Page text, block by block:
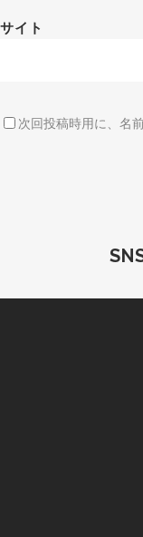
サイト
次回投稿時用に、名